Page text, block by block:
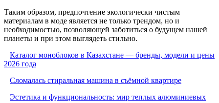
Таким образом, предпочтение экологически чистым
материалам в моде является не только трендом, но и
необходимостью, позволяющей заботиться о будущем нашей
планеты и при этом выглядеть стильно.
Каталог моноблоков в Казахстане — бренды, модели и цены
2026 года
Сломалась стиральная машина в съёмной квартире
Эстетика и функциональность: мир теплых алюминиевых